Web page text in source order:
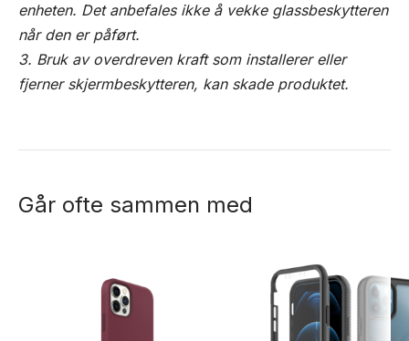
enheten. Det anbefales ikke å vekke glassbeskytteren
når den er påført.
3. Bruk av overdreven kraft som installerer eller
fjerner skjermbeskytteren, kan skade produktet.
Går ofte sammen med